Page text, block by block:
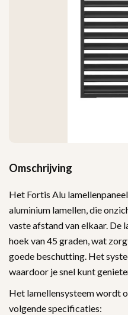
Omschrijving
Het Fortis Alu
aluminium lamellen, die
vaste afstand van elkaar. De
hoek van 45 graden, wat
goede beschutting. Het
waardoor je snel kunt
Het lamellensysteem wordt
volgende specificaties: